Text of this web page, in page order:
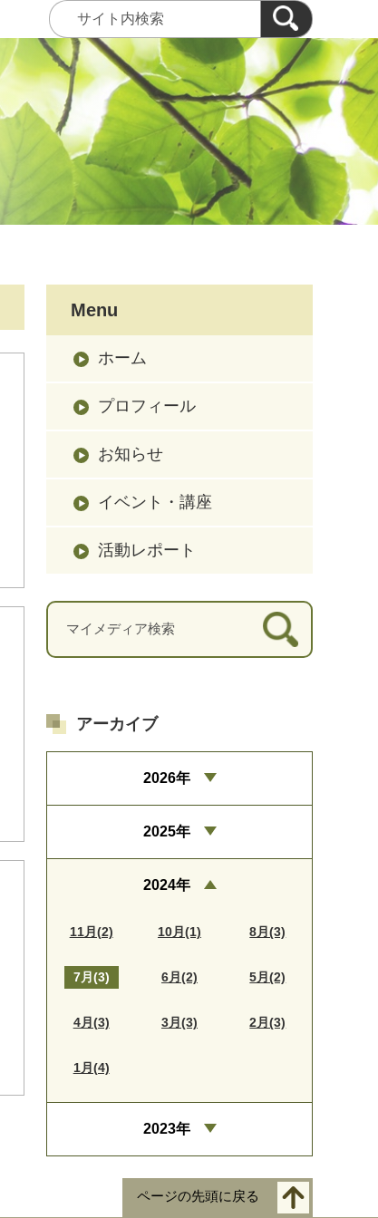
Menu
ホーム
プロフィール
お知らせ
イベント・講座
活動レポート
アーカイブ
2026年
2025年
2024年
11月(2) 10月(1) 8月(3)
7月(3) 6月(2) 5月(2)
4月(3) 3月(3) 2月(3)
1月(4)
2023年
ページの先頭に戻る